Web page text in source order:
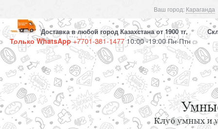
Ваш город: Караганда
Доставка в любой город Казахстана от 1900 тг,
Только WhatsApp+7701-381-147710:00 -19:00 Пн-Птн